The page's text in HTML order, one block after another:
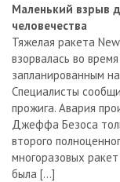
Маленький взрыв
человечества
Тяжелая ракета
взорвалась во
запланированным
Специалисты
прожига. Авария
Джеффа Безоса
второго
многоразовых
была […]